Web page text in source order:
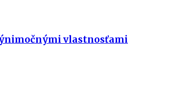
vlastnosťami